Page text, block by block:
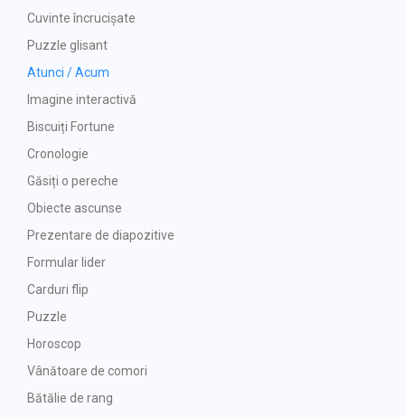
Cuvinte încrucișate
Puzzle glisant
Atunci / Acum
Imagine interactivă
Biscuiți Fortune
Cronologie
Găsiți o pereche
Obiecte ascunse
Prezentare de diapozitive
Formular lider
Carduri flip
Puzzle
Horoscop
Vânătoare de comori
Bătălie de rang